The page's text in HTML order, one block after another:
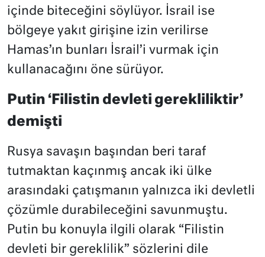
içinde biteceğini söylüyor. İsrail ise
bölgeye yakıt girişine izin verilirse
Hamas’ın bunları İsrail’i vurmak için
kullanacağını öne sürüyor.
Putin ‘Filistin devleti gerekliliktir’
demişti
Rusya savaşın başından beri taraf
tutmaktan kaçınmış ancak iki ülke
arasındaki çatışmanın yalnızca iki devletli
çözümle durabileceğini savunmuştu.
Putin bu konuyla ilgili olarak “Filistin
devleti bir gereklilik” sözlerini dile